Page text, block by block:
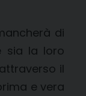
di
sia la loro
il
e vera